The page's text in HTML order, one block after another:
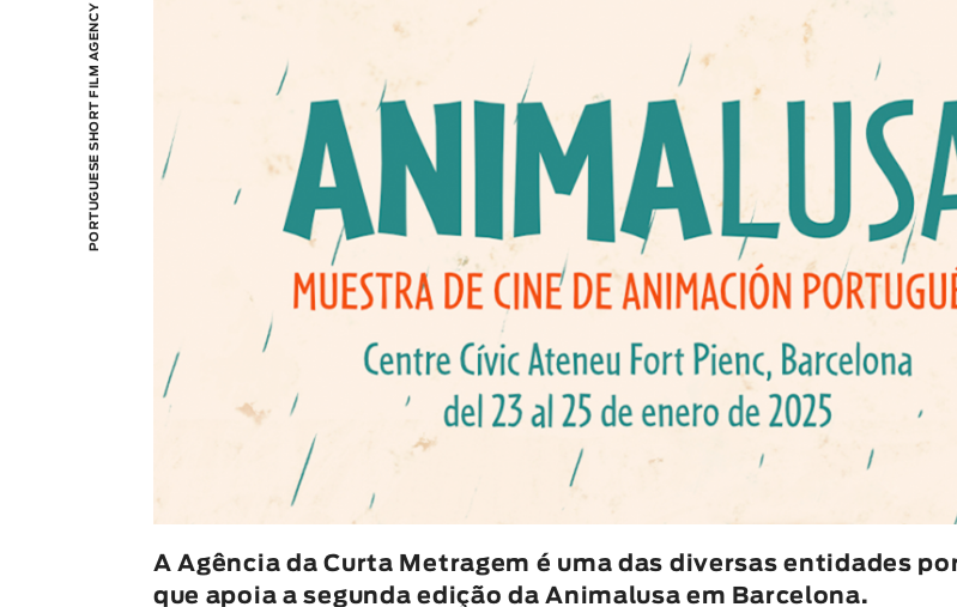
PORTUGUESE SHORT FILM AGENCY
A Agência da Curta Metragem é uma das diversas entidades
que apoia a segunda edição da Animalusa em Barcelona.